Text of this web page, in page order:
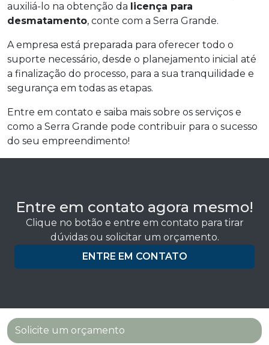
auxiliá-lo na obtenção da licença para
desmatamento, conte com a Serra Grande.
A empresa está preparada para oferecer todo o
suporte necessário, desde o planejamento inicial até
a finalização do processo, para a sua tranquilidade e
segurança em todas as etapas.
Entre em contato e saiba mais sobre os serviços e
como a Serra Grande pode contribuir para o sucesso
do seu empreendimento!
Entre em contato agora mesmo!
Clique no botão e entre em contato para tirar
dúvidas ou solicitar um orçamento.
ENTRE EM CONTATO
Solicite um orçamento